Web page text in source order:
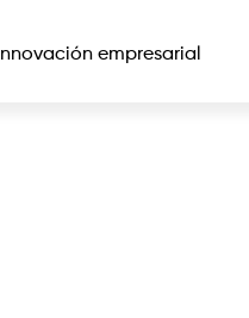
Innovación empresarial